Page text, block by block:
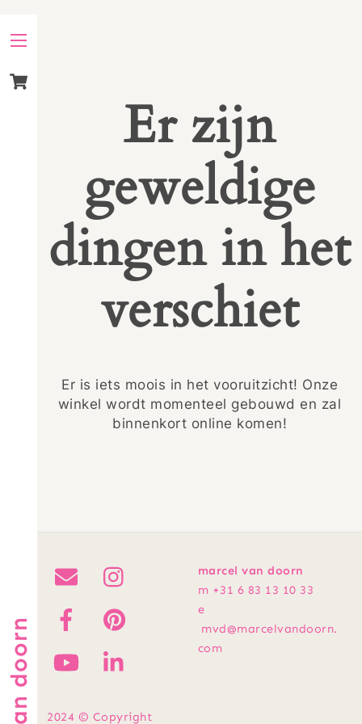
to
Er zijn
geweldige
dingen in het
verschiet
Er is iets moois in het vooruitzicht! Onze
winkel wordt momenteel gebouwd en zal
binnenkort online komen!
marcel van doorn
m +31 6 83 13 10 33
e
mvd@marcelvandoorn.
com
2024 © Copyright